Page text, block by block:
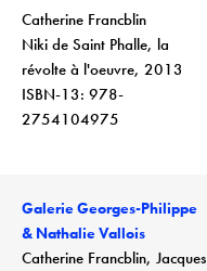
Catherine Francblin
Niki de Saint Phalle, la
révolte à l'oeuvre, 2013
ISBN-13: 978-
2754104975
Galerie Georges-Philippe
& Nathalie Vallois
Catherine Francblin, Jacques